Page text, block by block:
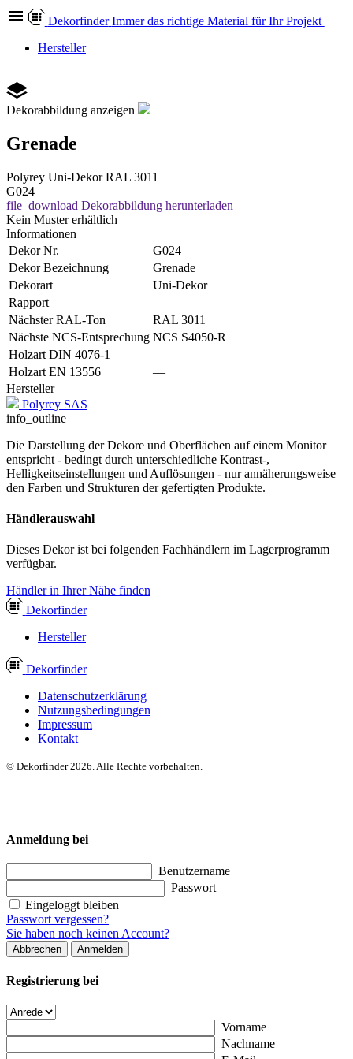
Dekorfinder Immer das richtige Material für Ihr Projekt
Hersteller
Dekorabbildung anzeigen
Grenade
Polyrey Uni-Dekor RAL 3011
G024
file_download Dekorabbildung herunterladen
Kein Muster erhältlich
Informationen
Dekor Nr.
G024
Dekor Bezeichnung
Grenade
Dekorart
Uni-Dekor
Rapport
—
Nächster RAL-Ton
RAL 3011
Nächste NCS-Entsprechung NCS S4050-R
Holzart DIN 4076-1
—
Holzart EN 13556
—
Hersteller
Polyrey SAS
info_outline
Die Darstellung der Dekore und Oberflächen auf einem Monitor
entspricht - bedingt durch unterschiedliche Kontrast-,
Helligkeitseinstellungen und Auflösungen - nur annäherungsweise
den Farben und Strukturen der gefertigten Produkte.
Händlerauswahl
Dieses Dekor ist bei folgenden Fachhändlern im Lagerprogramm
verfügbar.
Händler in Ihrer Nähe finden
Dekorfinder
Hersteller
Dekorfinder
Datenschutzerklärung
Nutzungsbedingungen
Impressum
Kontakt
© Dekorfinder 2026. Alle Rechte vorbehalten.
Anmeldung bei
Benutzername
Passwort
Eingeloggt bleiben
Passwort vergessen?
Sie haben noch keinen Account?
Abbrechen Anmelden
Registrierung bei
Vorname
Nachname